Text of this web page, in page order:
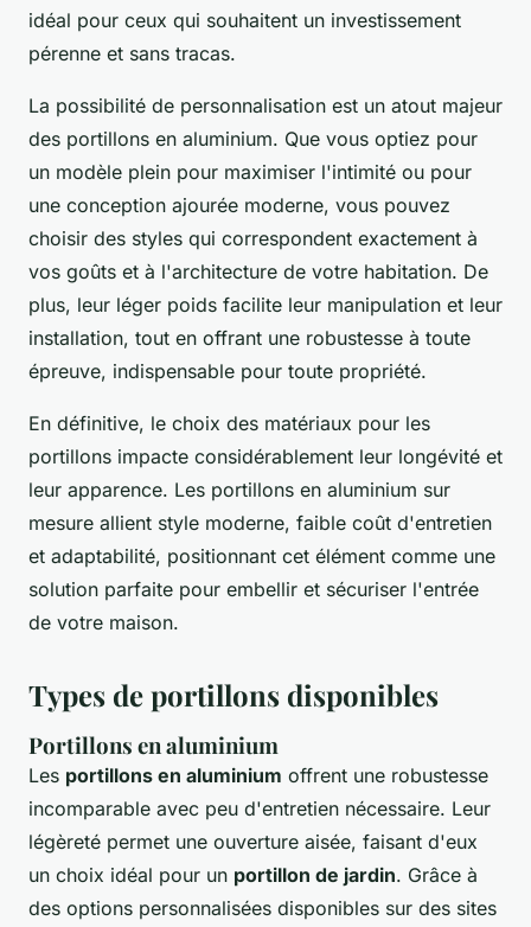
idéal pour ceux qui souhaitent un investissement
pérenne et sans tracas.
La possibilité de personnalisation est un atout majeur
des portillons en aluminium. Que vous optiez pour
un modèle plein pour maximiser l'intimité ou pour
une conception ajourée moderne, vous pouvez
choisir des styles qui correspondent exactement à
vos goûts et à l'architecture de votre habitation. De
plus, leur léger poids facilite leur manipulation et leur
installation, tout en offrant une robustesse à toute
épreuve, indispensable pour toute propriété.
En définitive, le choix des matériaux pour les
portillons impacte considérablement leur longévité et
leur apparence. Les portillons en aluminium sur
mesure allient style moderne, faible coût d'entretien
et adaptabilité, positionnant cet élément comme une
solution parfaite pour embellir et sécuriser l'entrée
de votre maison.
Types de portillons disponibles
Portillons en aluminium
Les portillons en aluminium offrent une robustesse
incomparable avec peu d'entretien nécessaire. Leur
légèreté permet une ouverture aisée, faisant d'eux
un choix idéal pour un portillon de jardin. Grâce à
des options personnalisées disponibles sur des sites